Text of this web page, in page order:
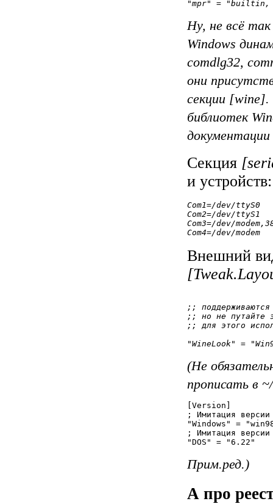
Ну, не всё
Windows
comdlg32,
они
секции
библиотек
Секция
и устройств:
Com1=/dev/ttyS0
Com2=/dev/ttyS1
Com3=/dev/
Com4=/dev/modem
Внешний
;;
;; но не путайте
;; для этого
(Не
прописать в
[Version]
; Имитация
"Windows" =
; Имитация версии
Прим.ред.)
А про